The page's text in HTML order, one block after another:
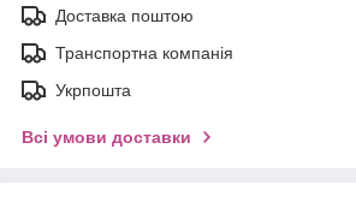
Доставка поштою
Транспортна компанія
Укрпошта
Всі умови доставки